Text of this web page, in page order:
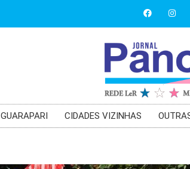
GUARAPARI CIDADES VIZINHAS